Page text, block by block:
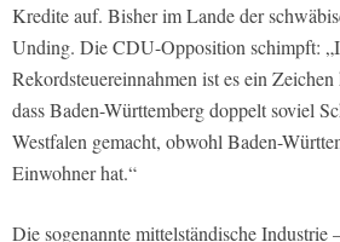
Kredite auf. Bisher im Lande der
Unding. Die CDU-Opposition schimpft:
Rekordsteuereinnahmen ist es ein
dass Baden-Württemberg doppelt soviel
Westfalen gemacht, obwohl Baden-
Einwohner hat.“
Die sogenannte mittelständische Industrie